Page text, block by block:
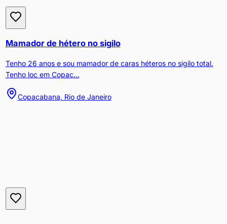
Mamador de hétero no sigilo
Tenho 26 anos e sou mamador de caras héteros no sigilo total.
Tenho loc em Copac...
Copacabana, Rio de Janeiro